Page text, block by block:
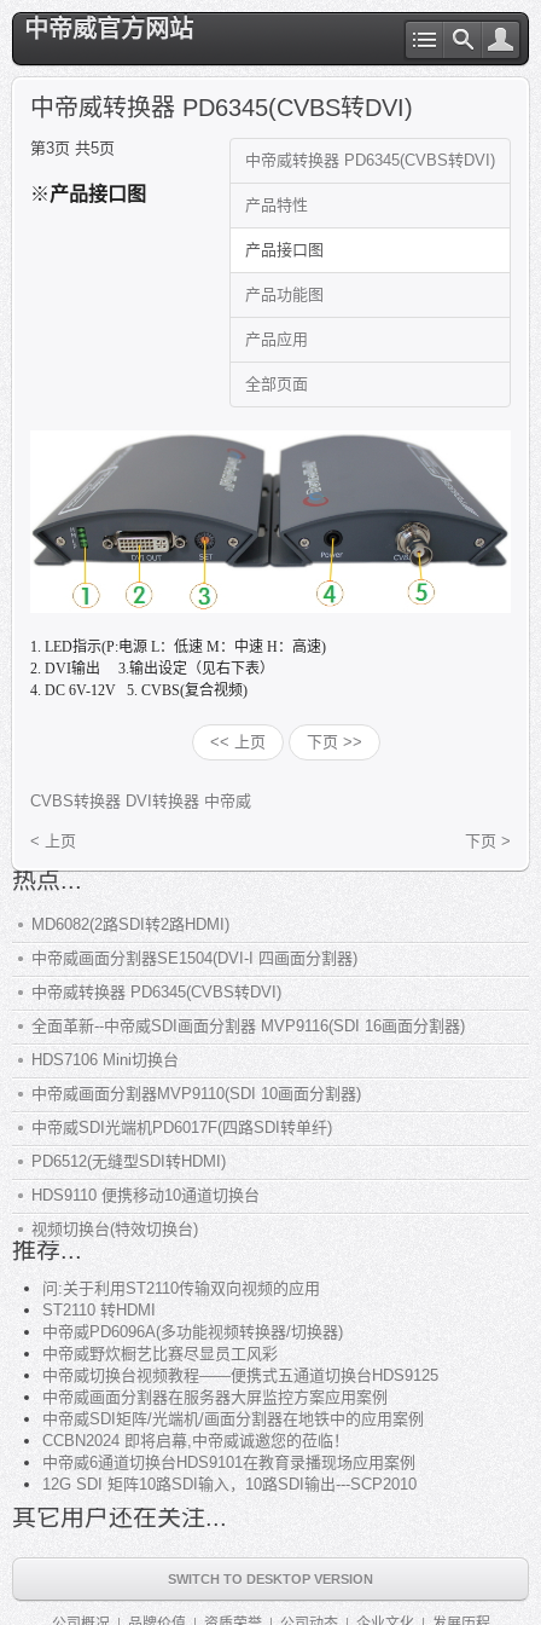
中帝威官方网站
中帝威转换器 PD6345(CVBS转DVI)
中帝威转换器 PD6345(CVBS转DVI)
产品特性
产品接口图
产品功能图
产品应用
全部页面
第3页 共5页
※产品接口图
1. LED指示(P:电源 L：低速 M：中速 H：高速)
2. DVI输出 3. 输出设定（见右下表）
4. DC 6V-12V 5. CVBS(复合视频)
<< 上页 下页 >>
CVBS转换器 DVI转换器 中帝威
< 上页 下页 >
热点...
MD6082(2路SDI转2路HDMI)
中帝威画面分割器SE1504(DVI-I 四画面分割器)
中帝威转换器 PD6345(CVBS转DVI)
全面革新--中帝威SDI画面分割器 MVP9116(SDI 16画面分割器)
HDS7106 Mini切换台
中帝威画面分割器MVP9110(SDI 10画面分割器)
中帝威SDI光端机PD6017F(四路SDI转单纤)
PD6512(无缝型SDI转HDMI)
HDS9110 便携移动10通道切换台
视频切换台(特效切换台)
推荐...
问:关于利用ST2110传输双向视频的应用
ST2110 转HDMI
中帝威PD6096A(多功能视频转换器/切换器)
中帝威野炊橱艺比赛尽显员工风彩
中帝威切换台视频教程——便携式五通道切换台HDS9125
中帝威画面分割器在服务器大屏监控方案应用案例
中帝威SDI矩阵/光端机/画面分割器在地铁中的应用案例
CCBN2024 即将启幕,中帝威诚邀您的莅临！
中帝威6通道切换台HDS9101在教育录播现场应用案例
12G SDI 矩阵10路SDI输入，10路SDI输出---SCP2010
其它用户还在关注...
SWITCH TO DESKTOP VERSION